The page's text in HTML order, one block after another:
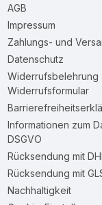
AGB
Impressum
Zahlungs- und
Datenschutz
Widerrufsbelehrung
Widerrufsformular
Informationen zum
DSGVO
Rücksendung mit
Rücksendung mit
Nachhaltigkeit